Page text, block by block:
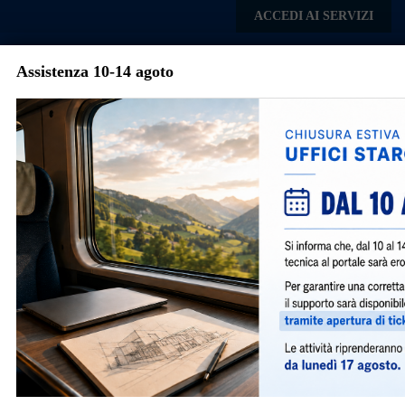
ACCEDI AI SERVIZI
Menu
Parabiago
Torna agli articoli
Avvisi e Notizie
Presentazione istanze edilizie in formato
digitale
| gennaio 22, 2021 | Notizie |
Si informa che daLunedì 01/02/2021 la
presentazione delle nuove pratiche edilizie
Assistenza 10-14 agoto